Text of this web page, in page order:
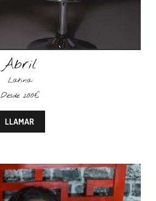
Abril
Latina
Desde 200€
LLAMAR